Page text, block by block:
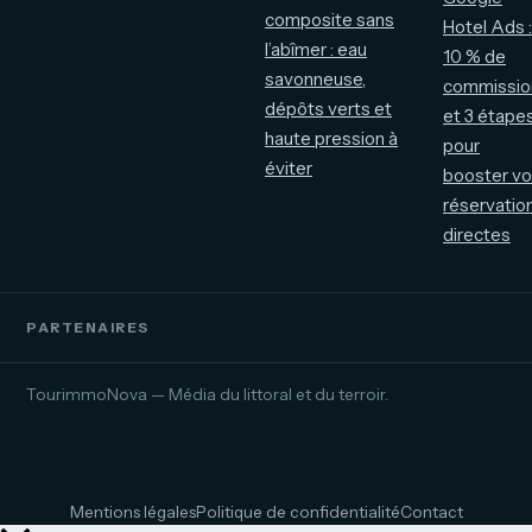
composite sans
l’abîmer : eau
savonneuse,
dépôts verts et
haute pression à
éviter
Hotel Ads :
10 % de
et 3
pour
booster
directes
PARTENAIRES
TourimmoNova — Média du littoral et du terroir.
Mentions légalesPolitique de confidentialitéContact